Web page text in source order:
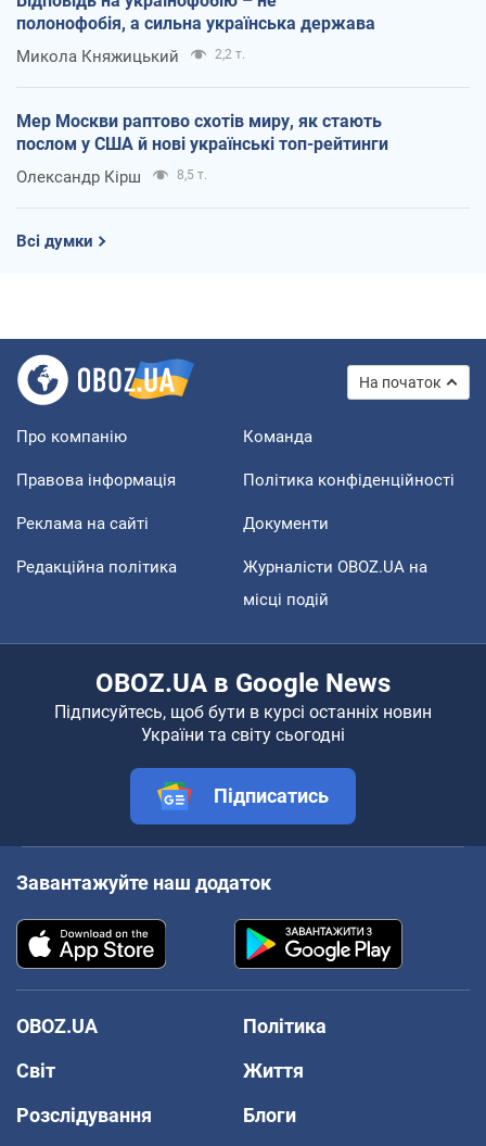
полонофобія, а сильна українська держава
Микола Княжицький 2,2 т.
Мер Москви раптово схотів миру, як стають
послом у США й нові українські топ-рейтинги
Олександр Кірш 8,5 т.
Всі думки
На початок
Про компанію Команда
Правова інформація Політика конфіденційності
Реклама на сайті Документи
Редакційна політика
Журналісти OBOZ.UA на
місці подій
OBOZ.UA в Google News
Підписуйтесь, щоб бути в курсі останніх новин
України та світу сьогодні
Підписатись
Завантажуйте наш додаток
OBOZ.UA
Політика
Світ
Життя
Розслідування
Блоги